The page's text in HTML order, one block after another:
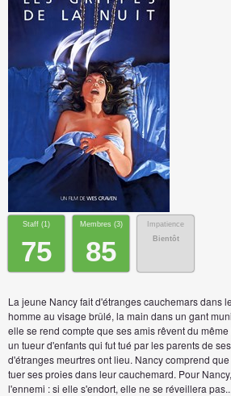
Staff (1)
75
Membres (3)
85
Impatience
Bientôt
La jeune Nancy fait d'étranges cauchemars dans
homme au visage brûlé, la main dans un gant
elle se rend compte que ses amis rêvent du
un tueur d'enfants qui fut tué par les parents de
d'étranges meurtres ont lieu. Nancy comprend
tuer ses proies dans leur cauchemard. Pour
l'ennemi : si elle s'endort, elle ne se réveillera pas...